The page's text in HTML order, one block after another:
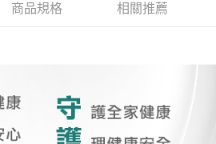
商品規格 相關推薦